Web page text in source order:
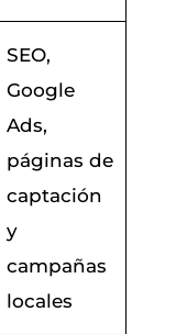
SEO,
Google
Ads,
páginas de
captación
y
campañas
locales